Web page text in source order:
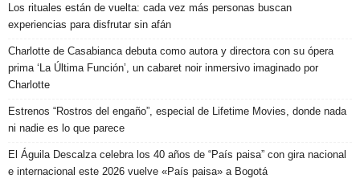
Los rituales están de vuelta: cada vez más personas buscan
experiencias para disfrutar sin afán
Charlotte de Casabianca debuta como autora y directora con su ópera
prima ‘La Última Función’, un cabaret noir inmersivo imaginado por
Charlotte
Estrenos “Rostros del engaño”, especial de Lifetime Movies, donde nada
ni nadie es lo que parece
El Águila Descalza celebra los 40 años de “País paisa” con gira nacional
e internacional este 2026 vuelve «País paisa» a Bogotá